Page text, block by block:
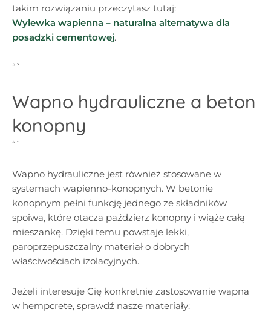
takim rozwiązaniu przeczytasz tutaj:
Wylewka wapienna – naturalna alternatywa dla
posadzki cementowej.
“`
Wapno hydrauliczne a beton
konopny
“`
Wapno hydrauliczne jest również stosowane w
systemach wapienno-konopnych. W betonie
konopnym pełni funkcję jednego ze składników
spoiwa, które otacza paździerz konopny i wiąże całą
mieszankę. Dzięki temu powstaje lekki,
paroprzepuszczalny materiał o dobrych
właściwościach izolacyjnych.
Jeżeli interesuje Cię konkretnie zastosowanie wapna
w hempcrete, sprawdź nasze materiały: